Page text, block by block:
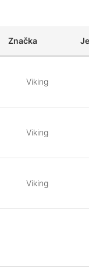
Značka
Viking
Viking
Viking